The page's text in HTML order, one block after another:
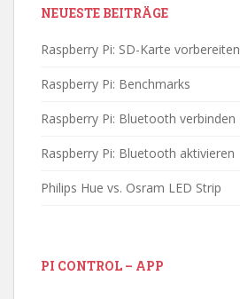
NEUESTE BEITRÄGE
Raspberry Pi: SD-Karte vorbereiten
Raspberry Pi: Benchmarks
Raspberry Pi: Bluetooth verbinden
Raspberry Pi: Bluetooth aktivieren
Philips Hue vs. Osram LED Strip
PI CONTROL – APP